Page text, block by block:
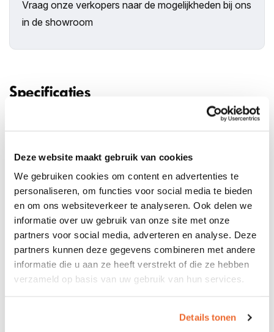
Deze website maakt gebruik van cookies
We gebruiken cookies om content en advertenties te
personaliseren, om functies voor social media te bieden
en om ons websiteverkeer te analyseren. Ook delen we
informatie over uw gebruik van onze site met onze
partners voor social media, adverteren en analyse. Deze
partners kunnen deze gegevens combineren met andere
informatie die u aan ze heeft verstrekt of die ze hebben
verzameld op basis van uw gebruik van hun services.
Details tonen
Vraag onze verkopers naar de mogelijkheden bij ons
in de showroom
Specificaties
Transmissie Automaat
Kilometerstand 79.433 km
Vermogen (PK) 179 pk (132 kW)
Brandstof Elektrisch
Carosserie SUV
Gewicht 1.892kg
Bekijk alle specificaties